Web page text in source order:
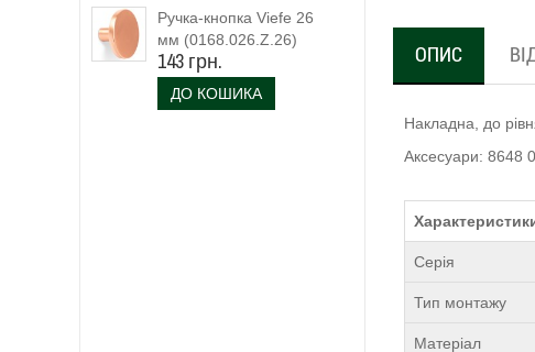
Ручка-кнопка Viefe 26
мм (0168.026.Z.26)
143 грн.
ДО КОШИКА
ОПИС
Накладна, до
Аксесуари: 8648
Серія
Тип монтажу
Матеріал